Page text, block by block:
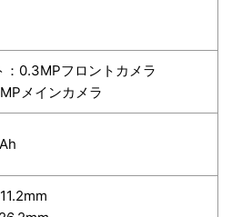
：0.3MPフロントカメラ
メインカメラ